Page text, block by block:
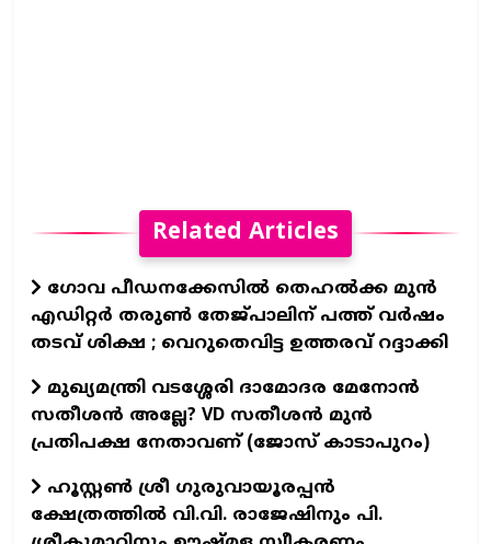
Related Articles
ഗോവ പീഡനക്കേസിൽ തെഹൽക്ക മുൻ
എഡിറ്റർ തരുൺ തേജ്പാലിന് പത്ത് വർഷം
തടവ് ശിക്ഷ ; വെറുതെവിട്ട ഉത്തരവ് റദ്ദാക്കി
മുഖ്യമന്ത്രി വടശ്ശേരി ദാമോദര മേനോൻ
സതീശൻ അല്ലേ? VD സതീശൻ മുൻ
പ്രതിപക്ഷ നേതാവണ് (ജോസ് കാടാപുറം)
ഹൂസ്റ്റൺ ശ്രീ ഗുരുവായൂരപ്പൻ
ക്ഷേത്രത്തിൽ വി.വി. രാജേഷിനും പി.